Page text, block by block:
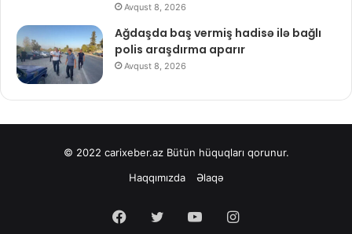
Avqust 8, 2026
Ağdaşda baş vermiş hadisə ilə bağlı
polis araşdırma aparır
Avqust 8, 2026
© 2022 carixeber.azBütün hüquqları qorunur.
Haqqımızda
Əlaqə
Facebook
Twitter YouTubeInstagram